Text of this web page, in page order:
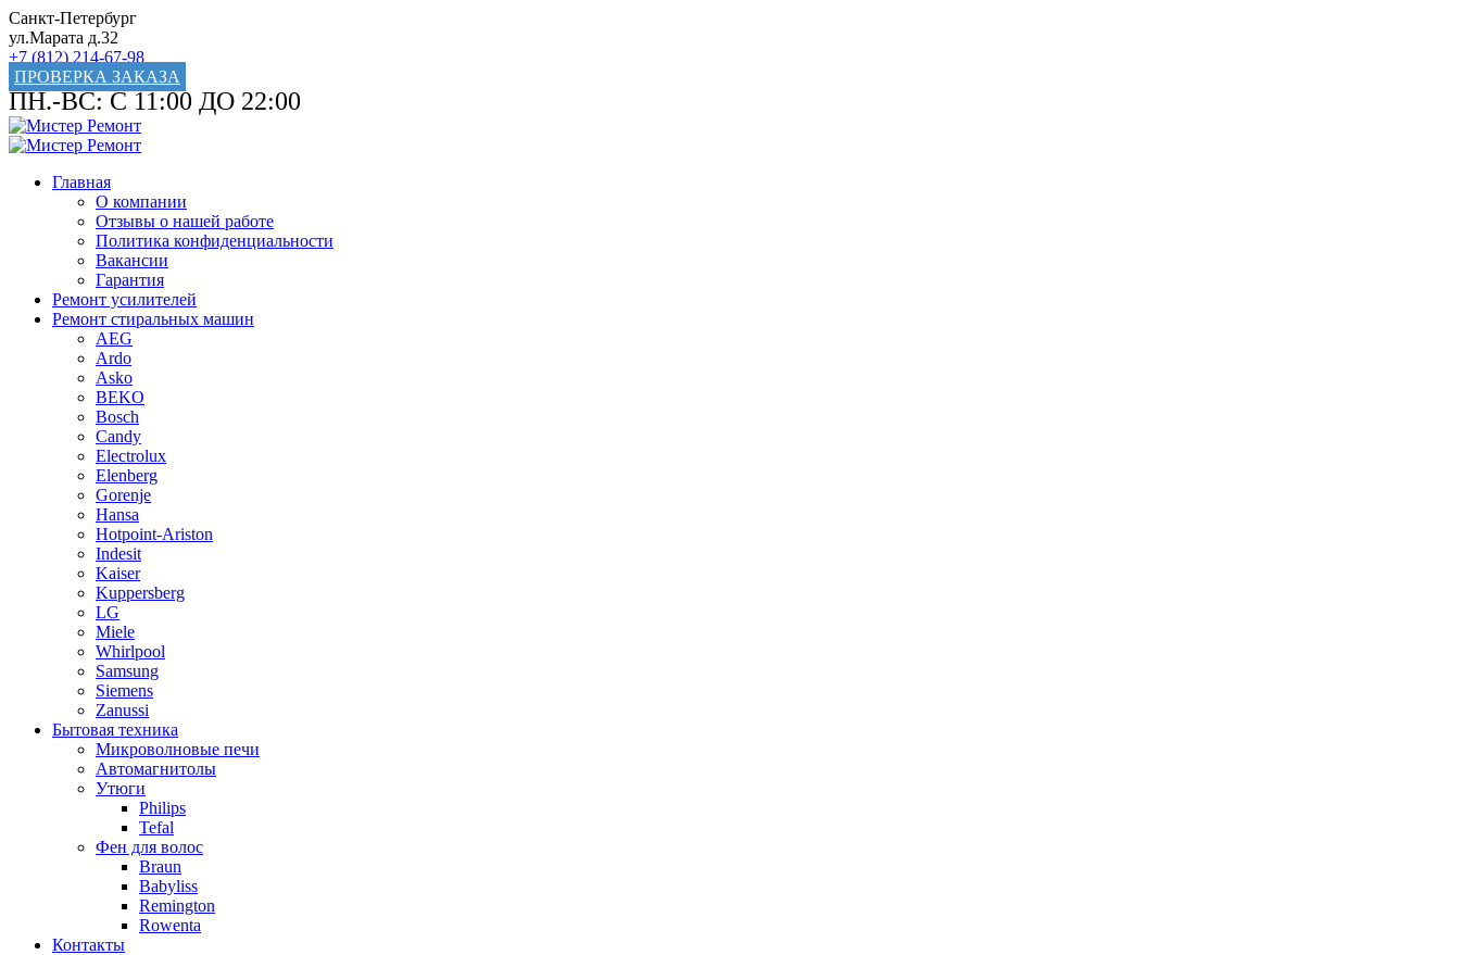
Санкт-Петербург
ул.Марата д.32
+7 (812) 214-67-98
ПРОВЕРКА ЗАКАЗА
ПН.-ВС: С 11:00 ДО 22:00
Главная
О компании
Отзывы о нашей работе
Политика конфиденциальности
Вакансии
Гарантия
Ремонт усилителей
Ремонт стиральных машин
AEG
Ardo
Asko
BEKO
Bosch
Candy
Electrolux
Elenberg
Gorenje
Hansa
Hotpoint-Ariston
Indesit
Kaiser
Kuppersberg
LG
Miele
Whirlpool
Samsung
Siemens
Zanussi
Бытовая техника
Микроволновые печи
Автомагнитолы
Утюги
Philips
Tefal
Фен для волос
Braun
Babyliss
Remington
Rowenta
Контакты